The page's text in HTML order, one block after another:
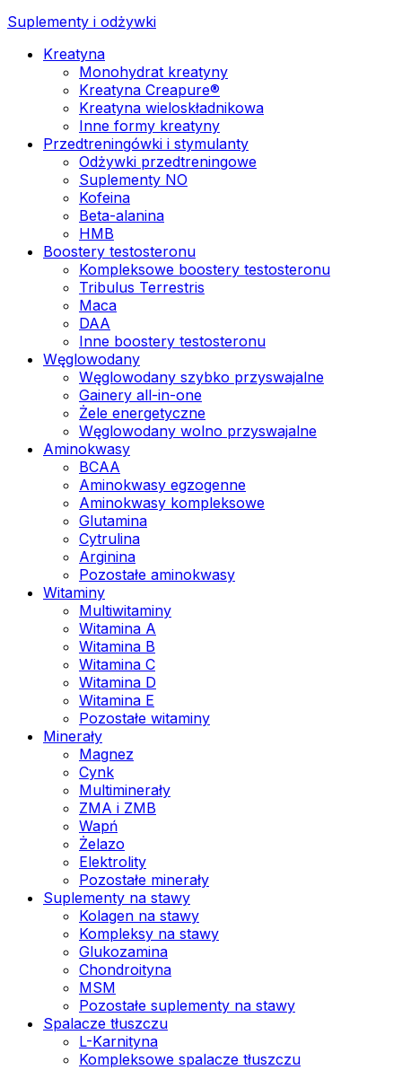
Suplementy i odżywki
Kreatyna
Monohydrat kreatyny
Kreatyna Creapure®
Kreatyna wieloskładnikowa
Inne formy kreatyny
Przedtreningówki i stymulanty
Odżywki przedtreningowe
Suplementy NO
Kofeina
Beta-alanina
HMB
Boostery testosteronu
Kompleksowe boostery testosteronu
Tribulus Terrestris
Maca
DAA
Inne boostery testosteronu
Węglowodany
Węglowodany szybko przyswajalne
Gainery all-in-one
Żele energetyczne
Węglowodany wolno przyswajalne
Aminokwasy
BCAA
Aminokwasy egzogenne
Aminokwasy kompleksowe
Glutamina
Cytrulina
Arginina
Pozostałe aminokwasy
Witaminy
Multiwitaminy
Witamina A
Witamina B
Witamina C
Witamina D
Witamina E
Pozostałe witaminy
Minerały
Magnez
Cynk
Multiminerały
ZMA i ZMB
Wapń
Żelazo
Elektrolity
Pozostałe minerały
Suplementy na stawy
Kolagen na stawy
Kompleksy na stawy
Glukozamina
Chondroityna
MSM
Pozostałe suplementy na stawy
Spalacze tłuszczu
L-Karnityna
Kompleksowe spalacze tłuszczu